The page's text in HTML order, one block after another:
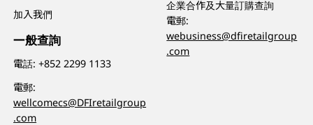
加入我們
一般查詢
電話:+852 2299 1133
電郵:
wellcomecs@DFIretailgroup
.com
企業合作及大量訂購查詢
電郵:
webusiness@dfiretailgroup
.com